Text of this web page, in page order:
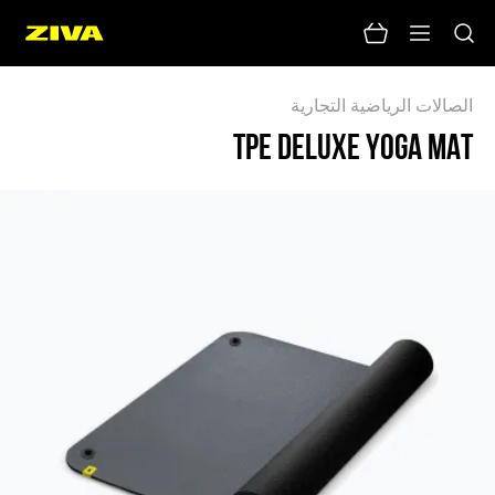
الصالات الرياضية التجارية
TPE DELUXE YOGA MAT